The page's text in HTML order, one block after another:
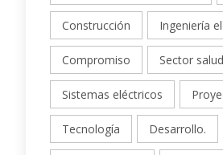
Construcción Ingeniería
Compromiso Sector salud
Sistemas eléctricos
Tecnología Desarrollo.